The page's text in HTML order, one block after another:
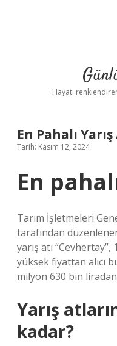
Hayatı
En Pahalı
Tarih: Kasım 12, 2024
En
Tarım İşletmeleri
tarafından
yarış atı
yüksek fiyattan alıcı
milyon 630 bin
Yarış
kadar?